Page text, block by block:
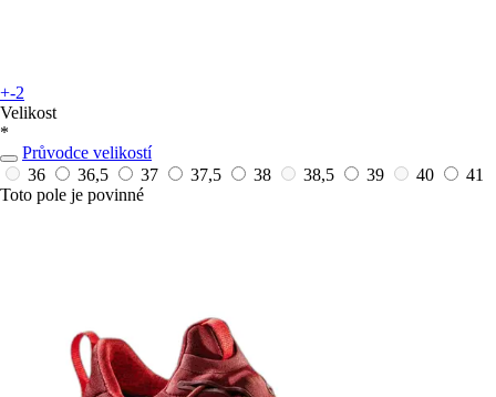
+-2
Velikost
*
Průvodce velikostí
36
36,5 37 37,5 38 38,5 39 40
41
Toto pole je povinné